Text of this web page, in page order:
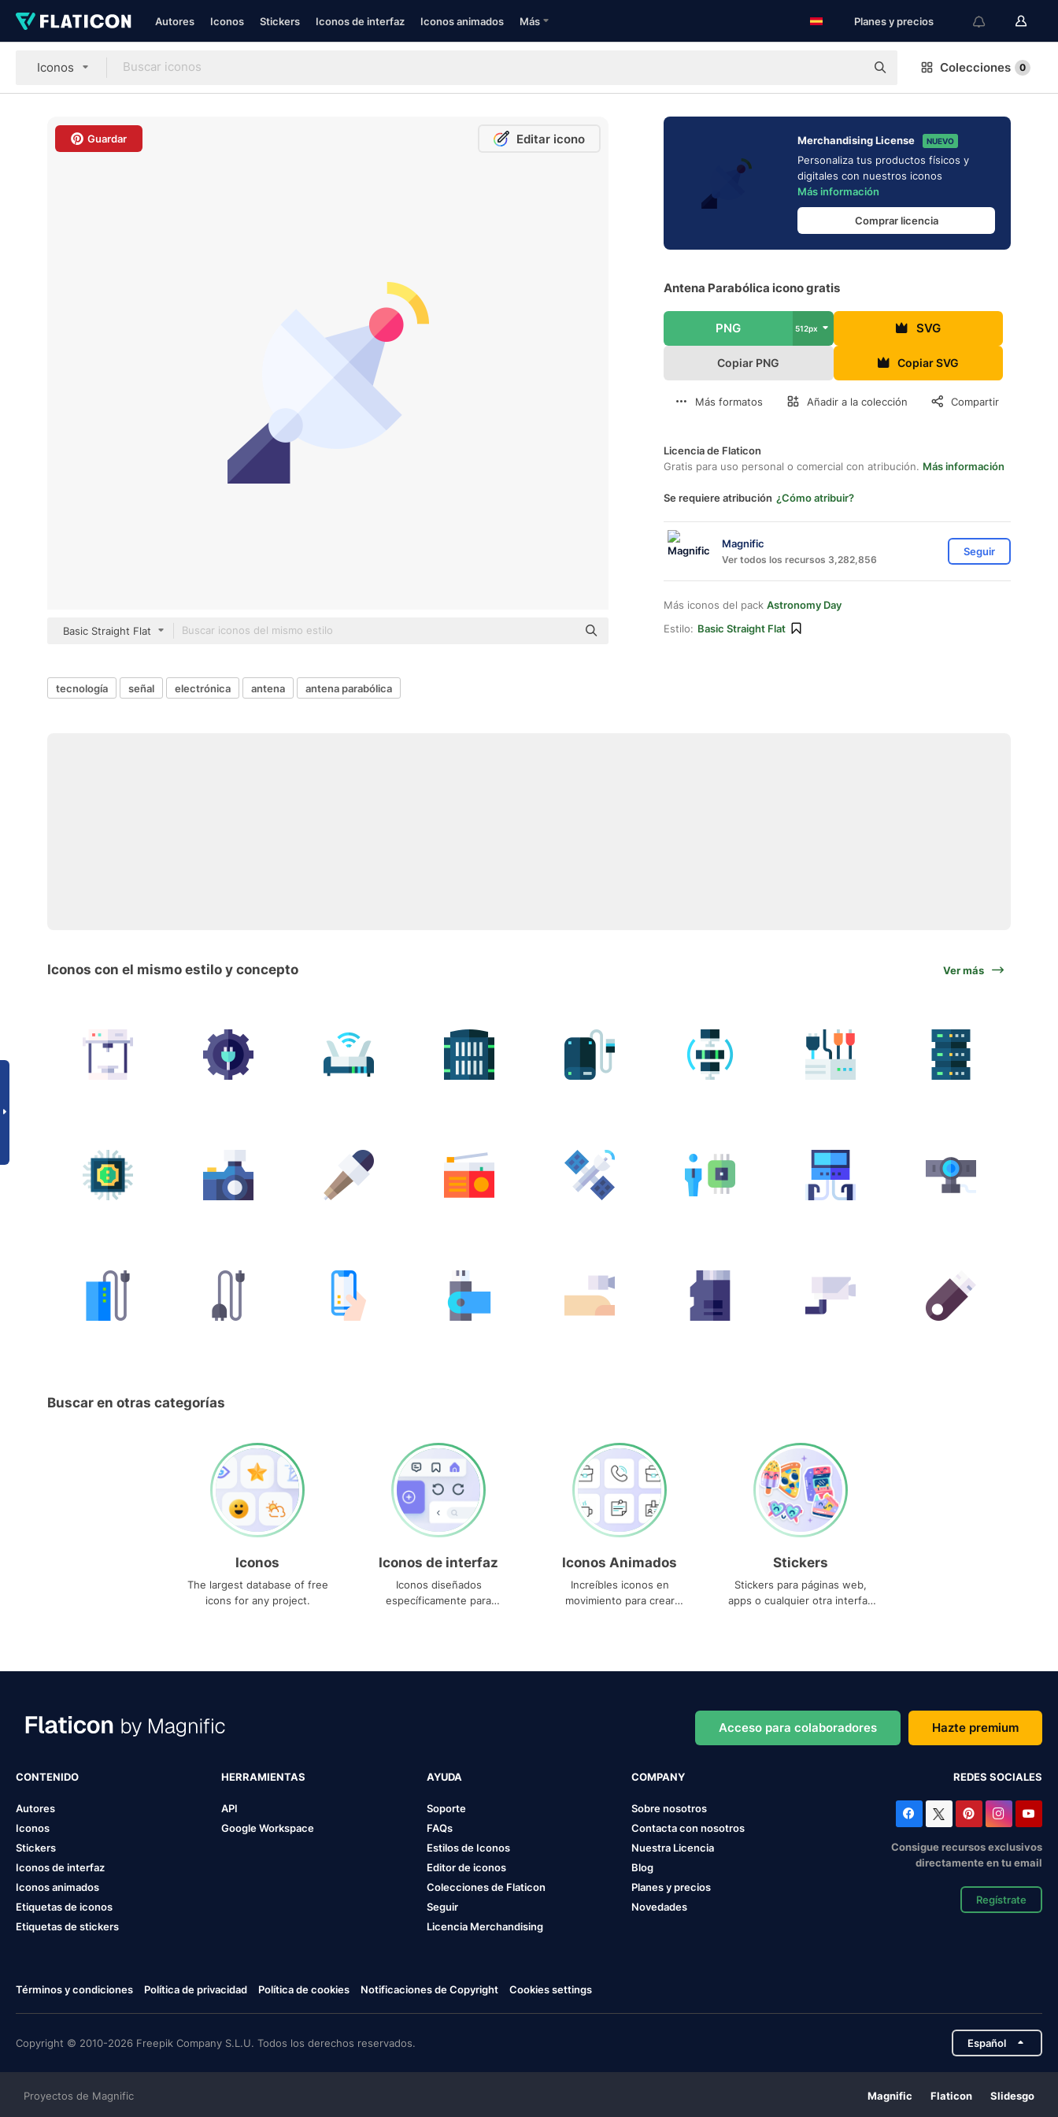
Autores Iconos Stickers Iconos de interfaz Iconos animados Más Planes y precios
Iconos Colecciones 0
Guardar Editar icono
Basic Straight Flat
Merchandising License NUEVO
Personaliza tus productos físicos y
digitales con nuestros iconos
Más información
Comprar licencia
Antena Parabólica icono gratis
PNG 512px SVG
Copiar PNG Copiar SVG
Más formatos Añadir a la colección Compartir
Licencia de Flaticon
Gratis para uso personal o comercial con atribución. Más información
Se requiere atribución ¿Cómo atribuir?
Magnific
Ver todos los recursos 3,282,856
Seguir
Más iconos del pack Astronomy Day
Estilo: Basic Straight Flat
tecnología señal electrónica antena antena parabólica
Iconos con el mismo estilo y concepto Ver más
Buscar en otras categorías
Iconos
The largest database of free
icons for any project.
Iconos de interfaz
Iconos diseñados
específicamente para
Iconos Animados
Increíbles iconos en
movimiento para crear
Stickers
Stickers para páginas web,
apps o cualquier otra interfaz
Acceso para colaboradores Hazte premium
CONTENIDO
Autores
Iconos
Stickers
Iconos de interfaz
Iconos animados
Etiquetas de iconos
Etiquetas de stickers
HERRAMIENTAS
API
Google Workspace
AYUDA
Soporte
FAQs
Estilos de Iconos
Editor de iconos
Colecciones de Flaticon
Seguir
Licencia Merchandising
COMPANY
Sobre nosotros
Contacta con nosotros
Nuestra Licencia
Blog
Planes y precios
Novedades
REDES SOCIALES
Consigue recursos exclusivos
directamente en tu email
Regístrate
Términos y condiciones Política de privacidad Política de cookies Notificaciones de Copyright Cookies settings
Copyright © 2010-2026 Freepik Company S.L.U. Todos los derechos reservados. Español
Proyectos de Magnific Magnific Flaticon Slidesgo